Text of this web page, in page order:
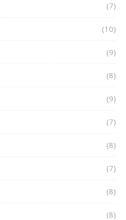
(7)
(10)
(9)
(8)
(9)
(7)
(8)
(7)
(8)
(8)